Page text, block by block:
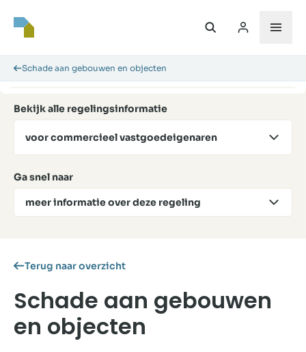
Schade aan gebouwen en objecten
Bekijk alle regelingsinformatie
voor commercieel vastgoedeigenaren
Ga snel naar
meer informatie over deze regeling
Terug naar overzicht
Schade aan gebouwen
en objecten